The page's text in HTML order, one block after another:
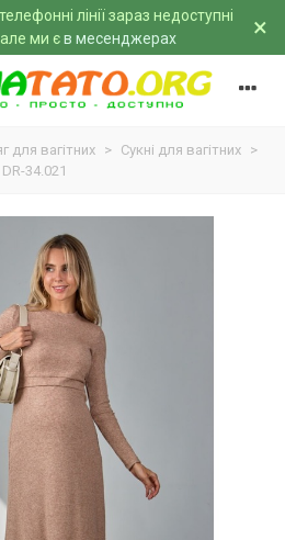
лінії зараз недоступні
ми єв месенджерах ×
для вагітних > Сукні для вагітних >
34.021